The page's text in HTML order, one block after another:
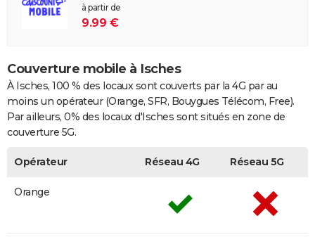
à partir de
9.99 €
Couverture mobile à Isches
À Isches, 100 % des locaux sont couverts par la 4G par au
moins un opérateur (Orange, SFR, Bouygues Télécom, Free).
Par ailleurs, 0% des locaux d'Isches sont situés en zone de
couverture 5G.
Opérateur Réseau 4G Réseau 5G
Orange